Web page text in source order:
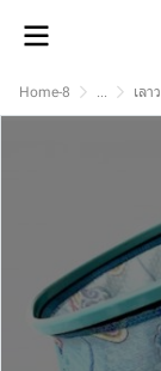
Home-8 ... เลา